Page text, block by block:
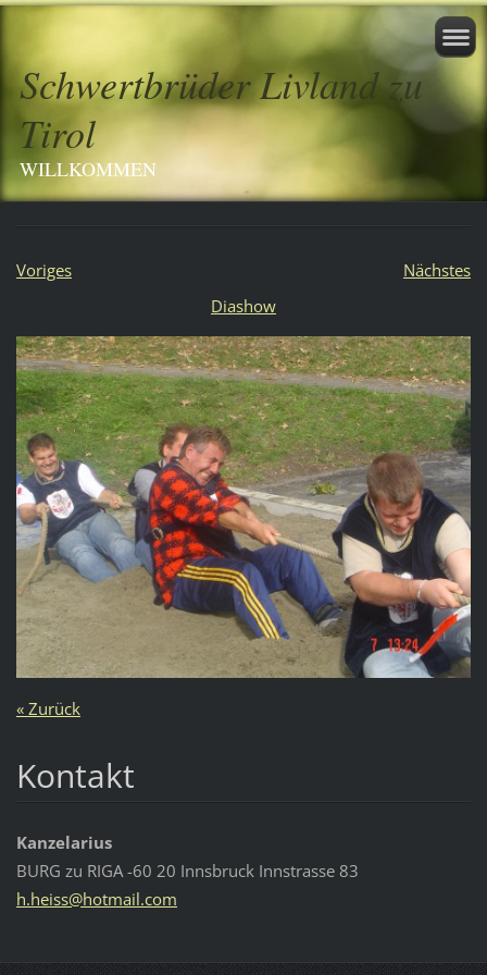
Schwertbrüder Livland zu
Tirol
WILLKOMMEN
Voriges
Nächstes
Diashow
« Zurück
Kontakt
Kanzelarius
BURG zu RIGA -60 20 Innsbruck Innstrasse 83
h.heiss@hotmail.com